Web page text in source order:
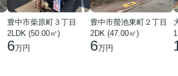
豊中市柴原町３丁目
2LDK (50.00㎡)
6万円
豊中市螢池東町２丁目
2DK (47.00㎡)
6万円